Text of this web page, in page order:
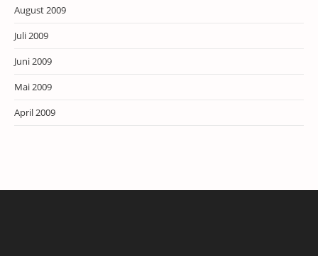
August 2009
Juli 2009
Juni 2009
Mai 2009
April 2009